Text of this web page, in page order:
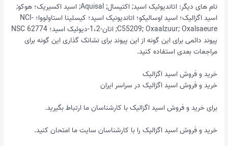
نام های دیگر: اتاندیوئیک اسید; اکتیسال; Aquisal; اسید اکسیریک؛ هوکو;
اسید اگزالیک؛ اسید اوسالیکو؛ اتاندیونیک اسید؛ کیسلینا استاولووا؛ NCI-
C55209; Oxaalzuur; Oxalsaeure; اتان-1،2-دیوئیک اسید؛ NSC 62774
پیوند دائمی برای این گونه از این پیوند برای نشانک گذاری این گونه برای
مراجعات بعدی استفاده کنید.
خرید و فروش اسید اگزالیک
خرید و فروش اسید اگزالیک در سراسر ایران
برای خرید و فروش اسید اگزالیک با کارشناسان ما ارتباط بگیرید.
خرید و فروش اسید اگزالیک را با کارشناسان سایت ما امتحان کنید.